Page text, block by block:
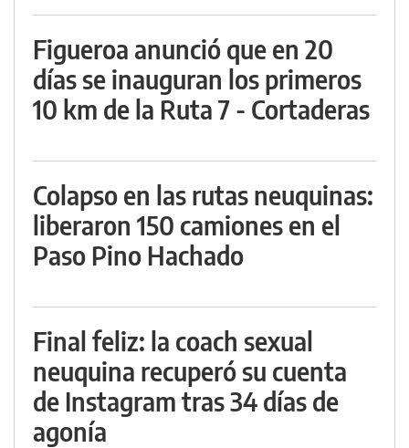
Figueroa anunció que en 20
días se inauguran los primeros
10 km de la Ruta 7 - Cortaderas
Colapso en las rutas neuquinas:
liberaron 150 camiones en el
Paso Pino Hachado
Final feliz: la coach sexual
neuquina recuperó su cuenta
de Instagram tras 34 días de
agonía